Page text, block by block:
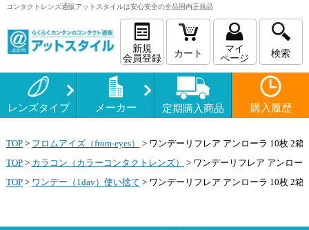
コンタクトレンズ通販アットスタイルは安心安全の全品国内正規品
新規
会員登録
カート
マイ
ページ
検索
レンズタイプ メーカー 定期購入商品 購入履歴
TOP> フロムアイズ（from-eyes） > ワンデーリフレア アンローラ 10枚 2箱
TOP> カラコン（カラーコンタクトレンズ） > ワンデーリフレア アンロー
TOP> ワンデー（1day）使い捨て > ワンデーリフレア アンローラ 10枚 2箱